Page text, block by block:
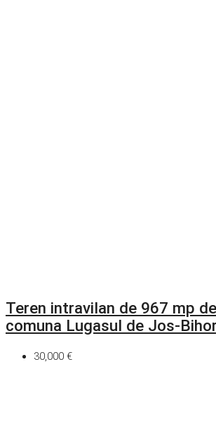
Teren intravilan de 967 mp
comuna Lugasul de Jos-Bihor
30,000 €